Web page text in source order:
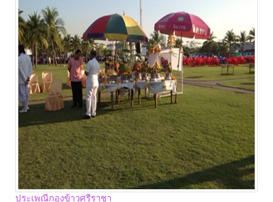
ประเพณีกองข้าวศรีราชา